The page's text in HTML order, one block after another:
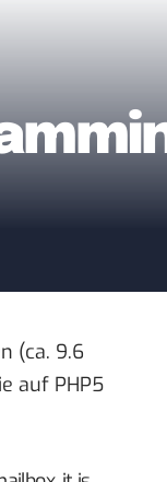
(ca. 9.6
auf PHP5